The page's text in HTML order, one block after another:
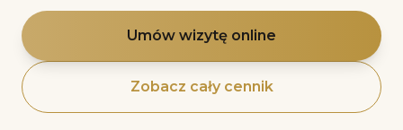
Umów wizytę online
Zobacz cały cennik